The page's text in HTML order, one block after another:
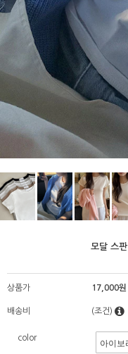
모달 스
상품가 17,000원
배송비 (조건)
color 아이보